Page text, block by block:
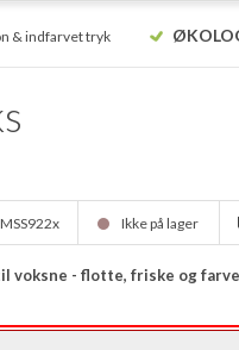
& indfarvet tryk
Ikke på lager
voksne - flotte, friske og